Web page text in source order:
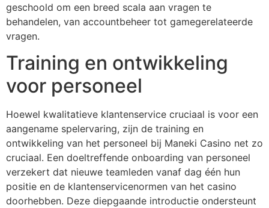
geschoold om een breed scala aan vragen te
behandelen, van accountbeheer tot gamegerelateerde
vragen.
Training en ontwikkeling
voor personeel
Hoewel kwalitatieve klantenservice cruciaal is voor een
aangename spelervaring, zijn de training en
ontwikkeling van het personeel bij Maneki Casino net zo
cruciaal. Een doeltreffende onboarding van personeel
verzekert dat nieuwe teamleden vanaf dag één hun
positie en de klantenservicenormen van het casino
doorhebben. Deze diepgaande introductie ondersteunt